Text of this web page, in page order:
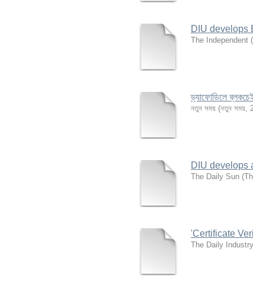
DIU develops
The Independent (
ড্যাফোডিলে
নতুন সময় (নতুন সময়,
DIU develops
The Daily Sun (
'Certificate
The Daily Industry